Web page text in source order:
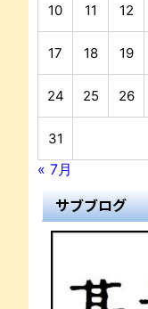
10 11 12
17 18 19
24 25 26
31
« 7月
サブブログ